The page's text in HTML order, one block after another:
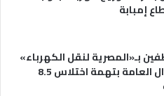
إمبابة
5 موظفين بـ«المصرية لنقل الكهرباء»
لنيابة الأموال العامة بتهمة اختلاس 8.5